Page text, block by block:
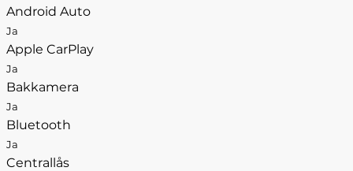
Android Auto
Ja
Apple CarPlay
Ja
Bakkamera
Ja
Bluetooth
Ja
Centrallås